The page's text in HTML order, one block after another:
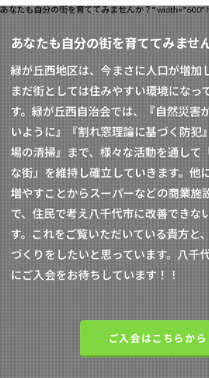
あなたも自分の街を育ててみませんか？" width="600"
あなたも自分の街を育ててみませ
緑が丘西地区は、今まさに人口が増加
まだ街としては住みやすい環境になっ
す。緑が丘西自治会では、『自然災害
いように』『割れ窓理論に基づく防犯
場の清掃』まで、様々な活動を通して
な街」を維持し確立していきます。他
増やすことからスーパーなどの商業施
で、住民で考え八千代市に改善できな
す。これをご覧いただいている貴方と
づくりをしたいと思っています。八千
にご入会をお待ちしています！！
ご入会はこちらから